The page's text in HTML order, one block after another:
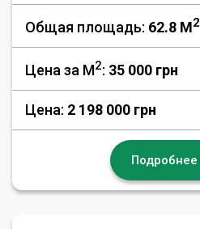
Общая площадь: 62.8 M2
Цена за М2: 35 000 грн
Цена: 2 198 000 грн
Подробнее